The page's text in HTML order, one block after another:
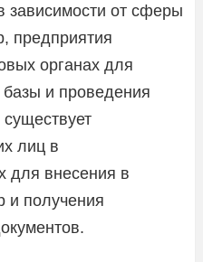
зависимости от сферы
предприятия
органах для
и проведения
существует
лиц в
для внесения в
и получения